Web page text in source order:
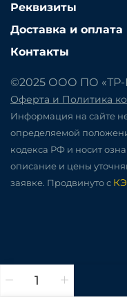
Реквизиты
Доставка и оплата
Контакты
©2025 ООО ПО
Оферта и Политика
Информация на сайте
определяемой
кодекса РФ и носит
описание и цены
заявке. Продвинуто с